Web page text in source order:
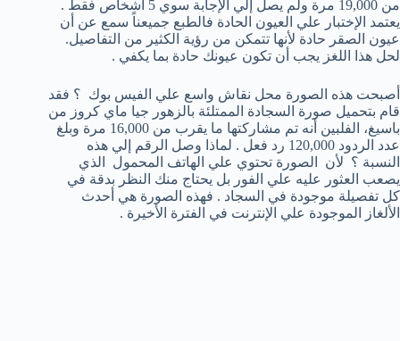
من 19,000 مرة ولم يصل إلي الإجابة سوي 5 أشخاص فقط .
يعتمد الإختبار علي العيون الحادة فالطبع جميعناً سمع عن أن
عيون الصقر حادة لأنها تتمكن من رؤية الكثير من التفاصيل.
لحل هذا اللغز يجب أن تكون عيونك حادة بما يكفي .
أصبحت هذه الصورة محل نقاش واسع علي الفيس بوك ؟ فقد
قام بتحميل صورة السجادة الممتلئة بالزهور جيا ماي كروز من
باسيغ، الفلبين أنه تم مشاركتها ما يقرب من 16,000 مرة وبلغ
عدد الردود 120,000 رد فعل . لماذا وصل الرقم إلي هذه
النسبة ؟ لأن الصورة تحتوي علي الهاتف المحمول الذي
يصعب العثور عليه علي الفور بل يحتاج منك النظر بدقة في
كل تفصيلة موجودة في السجاد . فهذه الصورة هي أحدث
الألغاز الموجودة علي الإنترنت في الفترة الأخيرة .